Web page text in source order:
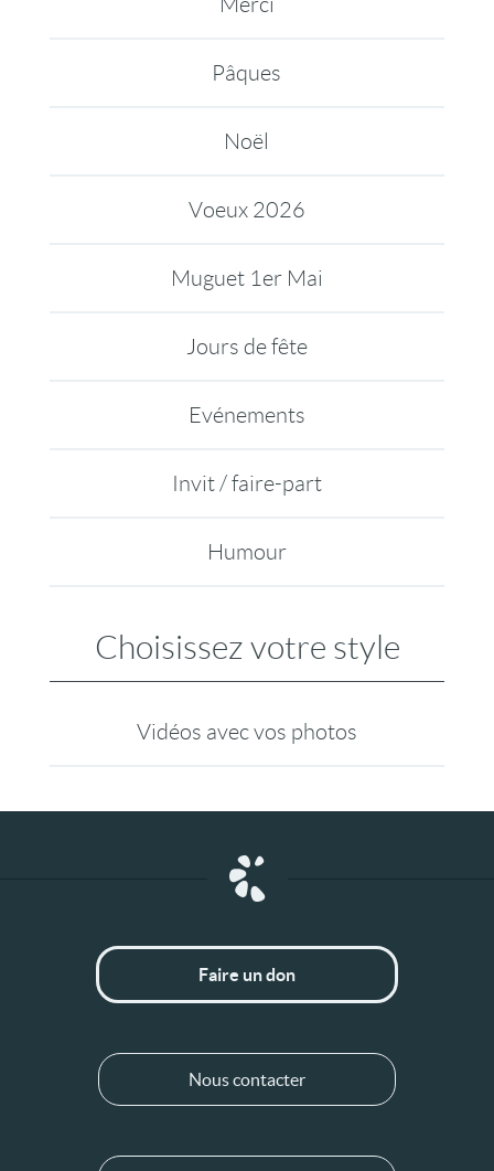
Pâques
Noël
Voeux 2026
Muguet 1er Mai
Jours de fête
Evénements
Invit / faire-part
Humour
Choisissez votre style
Vidéos avec vos photos
Faire un don
Nous contacter